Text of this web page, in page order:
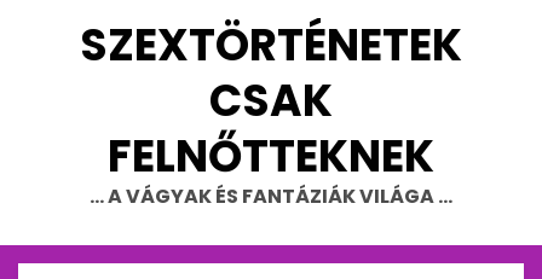
SZEXTÖRTÉNETEK
CSAK
FELNŐTTEKNEK
… A VÁGYAK ÉS FANTÁZIÁK VILÁGA …